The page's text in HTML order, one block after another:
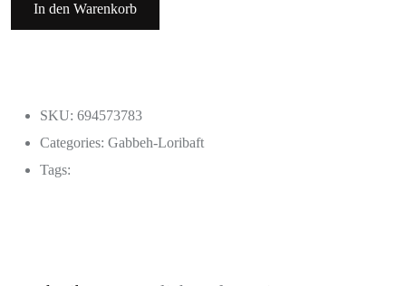
In den Warenkorb
SKU: 694573783
Categories: Gabbeh-Loribaft
Tags: